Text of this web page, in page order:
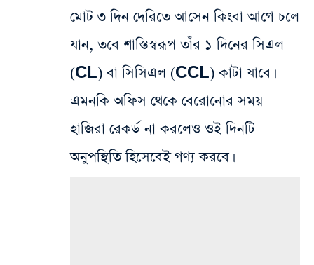
মোট ৩ দিন দেরিতে আসেন কিংবা আগে চলে
যান, তবে শাস্তিস্বরূপ তাঁর ১ দিনের সিএল
(CL) বা সিসিএল (CCL) কাটা যাবে।
এমনকি অফিস থেকে বেরোনোর সময়
হাজিরা রেকর্ড না করলেও ওই দিনটি
অনুপস্থিতি হিসেবেই গণ্য করবে।